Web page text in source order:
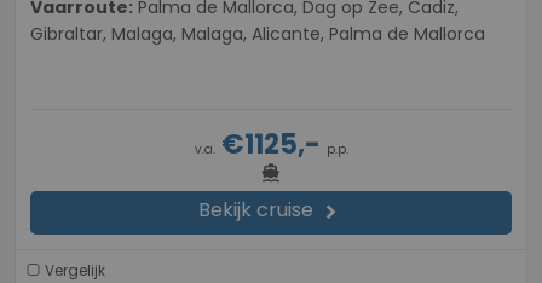
Vaarroute:
Gibraltar, Malaga, Malaga, Alicante, Palma de Mallorca
v.a.€1125,- p.p.
directions_boat
Bekijk cruise chevron_right
Vergelijk